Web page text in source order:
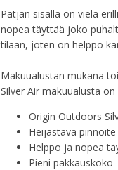
Patjan sisällä on vielä
nopea täyttää joko
tilaan, joten on helppo
Makuualustan mukana
Silver Air makuualusta
Origin Outdoors
Heijastava pinnoite
Helppo ja nopea
Pieni pakkauskoko